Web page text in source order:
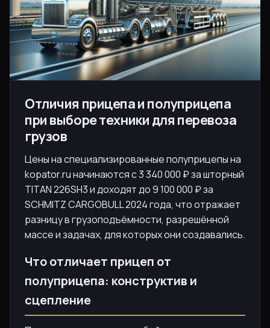
Отличия прицепа и полуприцепа
при выборе техники для перевоза
грузов
Цены на специализированные полуприцепы на
kopator.ru начинаются с 3 340 000 ₽ за шторный
TITAN 226SH3 и доходят до 9 100 000 ₽ за
SCHMITZ CARGOBULL 2024 года, что отражает
разницу в грузоподъёмности, разрешённой
массе и задачах, для которых они создавались.
Что отличает прицеп от
полуприцепа: конструктив и
сцепление